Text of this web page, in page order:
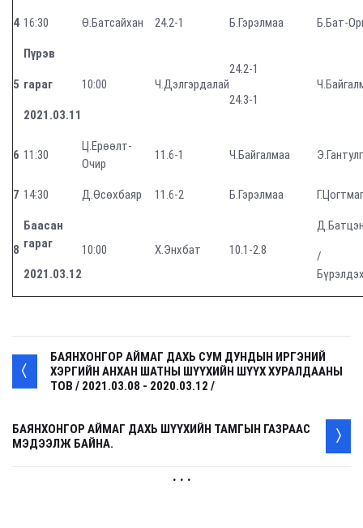
4 16:30 Ө.Батсайхан 24.2-1 Б.Гэрэлмаа Б.Бат-
5
Пүрэв
гараг
2021.03.11
10:00 Ч.Дэлгэрдалай
24.2-1
24.3-1
6 11:30
Ц.Ерөөлт-
Очир
11.6-1 Ч.Байгалмаа
7 14:30 Д.Өсөхбаяр 11.6-2 Б.Гэрэлмаа
8
Баасан
гараг
2021.03.12
10:00 Х.Энхбат 10.1-2.8
/
БАЯНХОНГОР АЙМАГ ДАХЬ СУМ ДУНДЫН ИРГЭНИЙ
ХЭРГИЙН АНХАН ШАТНЫ ШҮҮХИЙН ШҮҮХ ХУРАЛДААНЫ
ТОВ / 2021.03.08 - 2020.03.12 /
БАЯНХОНГОР АЙМАГ ДАХЬ ШҮҮХИЙН ТАМГЫН ГАЗРААС
МЭДЭЭЛЖ БАЙНА.
. . .